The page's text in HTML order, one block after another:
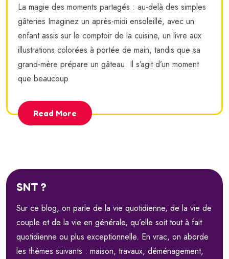
La magie des moments partagés : au-delà des simples
gâteries Imaginez un après-midi ensoleillé, avec un
enfant assis sur le comptoir de la cuisine, un livre aux
illustrations colorées à portée de main, tandis que sa
grand-mère prépare un gâteau. Il s’agit d’un moment
que beaucoup
Read More
SNT ?
Sur ce blog, on parle de la vie quotidienne, de la vie de
couple et de la vie en générale, qu’elle soit tout à fait
quotidienne ou plus exceptionnelle. En vrac, on aborde
les thèmes suivants : maison, travaux, déménagement,